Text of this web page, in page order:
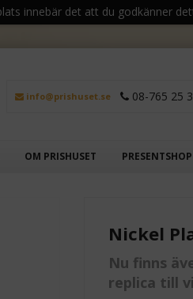
innebär det att du godkänner
info@prishuset.se 08-765 25
OM PRISHUSET PRESENTSHOP
Nickel
Nu finns
replica till